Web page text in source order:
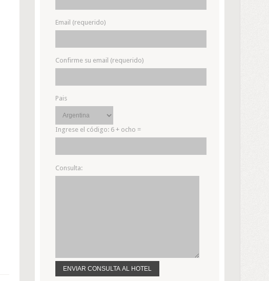
Email (requerido)
Confirme su email (requerido)
Pais
Ingrese el código: 6 + ocho =
Consulta: